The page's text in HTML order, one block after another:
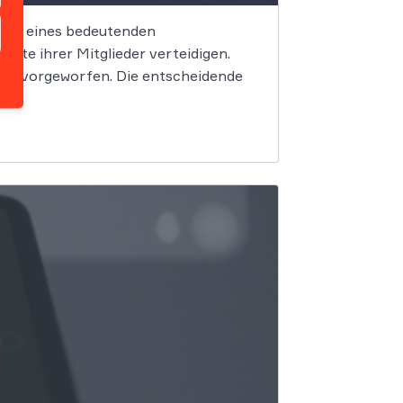
eines bedeutenden
ihrer Mitglieder verteidigen.
vorgeworfen. Die entscheidende